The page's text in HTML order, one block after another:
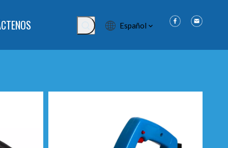
Español